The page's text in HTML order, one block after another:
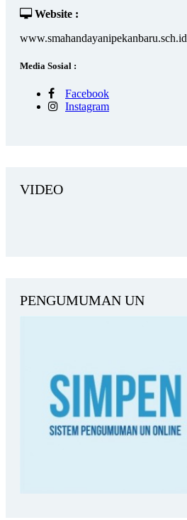
Website :
www.smahandayanipekanbaru.sch.id
Media Sosial :
Facebook
Instagram
VIDEO
PENGUMUMAN UN